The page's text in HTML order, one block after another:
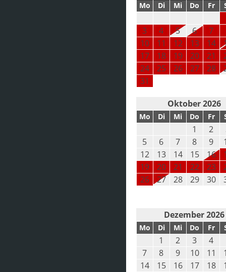
Mo Di Mi Do Fr
3
4 5 6 7
10
11 12 13 14
17
18 19 20 21
24
25 26 27 28
31
Oktober 2026
Mo Di Mi Do Fr
1 2
5
6 7 8 9
12
13 14 15 16
19
20 21 22 23
26
27 28 29 30
Dezember 2026
Mo Di Mi Do Fr
1 2 3 4
7
8 9 10 11
14
15 16 17 18